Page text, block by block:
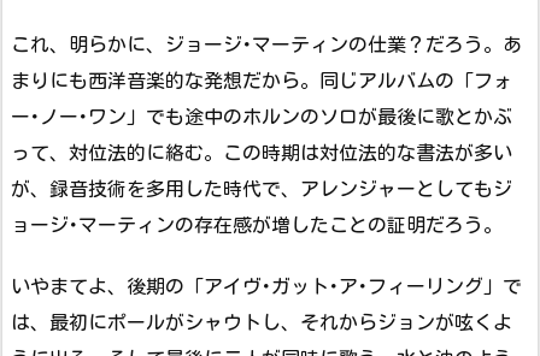
これ、明らかに、ジョージ･マーティンの仕業？だろう。あ
まりにも西洋音楽的な発想だから。同じアルバムの「フォ
ー･ノー･ワン」でも途中のホルンのソロが最後に歌とかぶ
って、対位法的に絡む。この時期は対位法的な書法が多い
が、録音技術を多用した時代で、アレンジャーとしてもジ
ョージ･マーティンの存在感が増したことの証明だろう。
いやまてよ、後期の「アイヴ･ガット･ア･フィーリング」で
は、最初にポールがシャウトし、それからジョンが呟くよ